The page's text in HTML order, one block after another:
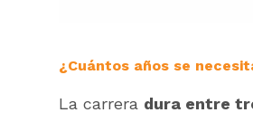
¿Cuántos años se
La carrera dura entre